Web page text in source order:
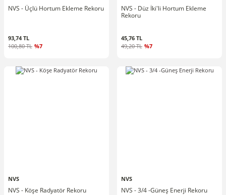
NVS - Üçlü Hortum Ekleme Rekoru
93,74 TL
100,80 TL %7
NVS - Düz İki'li Hortum Ekleme
Rekoru
45,76 TL
49,20 TL %7
NVS
NVS - Köşe Radyatör Rekoru
NVS
NVS - 3/4 -Güneş Enerji Rekoru